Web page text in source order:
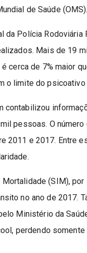
de Saúde (OMS).
da Polícia
Mais de 19
cerca de 7% maior
o limite do
contabilizou
pessoas. O
2011 e 2017. Entre
(SIM),
no ano de 2017.
Ministério da
perdendo